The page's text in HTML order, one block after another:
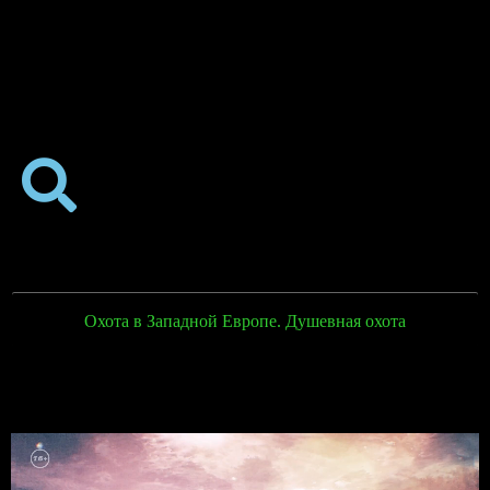
Охота в Западной Европе. Душевная охота